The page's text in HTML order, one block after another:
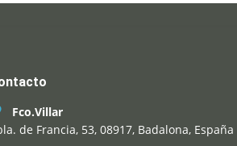
Fco.Villar
de Francia, 53, 08917, Badalona, España